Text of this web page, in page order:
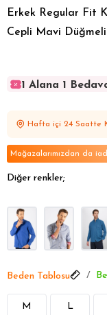
Erkek Regular Fit
Cepli Mavi
1 Alana 1
1 Alana 1
Hafta içi 24 Saatte
Mağazalarımızdan da
Diğer renkler;
Beden Tablosu
M L